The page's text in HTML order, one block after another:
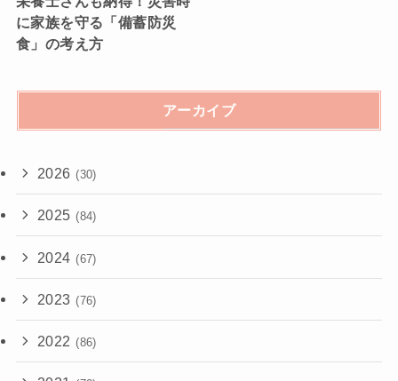
に家族を守る「備蓄防災
食」の考え方
アーカイブ
2026 (30)
2025 (84)
2024 (67)
2023 (76)
2022 (86)